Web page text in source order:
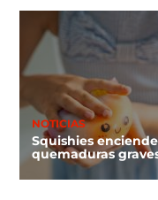
NOTICIAS
Squishies
quemaduras